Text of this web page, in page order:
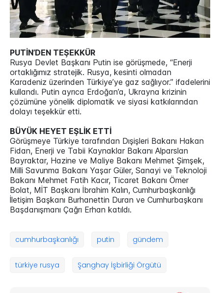
PUTİN’DEN TEŞEKKÜR
Rusya Devlet Başkanı Putin ise görüşmede, “Enerji
ortaklığımız stratejik. Rusya, kesinti olmadan
Karadeniz üzerinden Türkiye’ye gaz sağlıyor.” ifadelerini
kullandı. Putin ayrıca Erdoğan’a, Ukrayna krizinin
çözümüne yönelik diplomatik ve siyasi katkılarından
dolayı teşekkür etti.
BÜYÜK HEYET EŞLİK ETTİ
Görüşmeye Türkiye tarafından Dışişleri Bakanı Hakan
Fidan, Enerji ve Tabii Kaynaklar Bakanı Alparslan
Bayraktar, Hazine ve Maliye Bakanı Mehmet Şimşek,
Milli Savunma Bakanı Yaşar Güler, Sanayi ve Teknoloji
Bakanı Mehmet Fatih Kacır, Ticaret Bakanı Ömer
Bolat, MİT Başkanı İbrahim Kalın, Cumhurbaşkanlığı
İletişim Başkanı Burhanettin Duran ve Cumhurbaşkanı
Başdanışmanı Çağrı Erhan katıldı.
cumhurbaşkanlığı putin gündem
türkiye rusya Şanghay İşbirliği Örgütü